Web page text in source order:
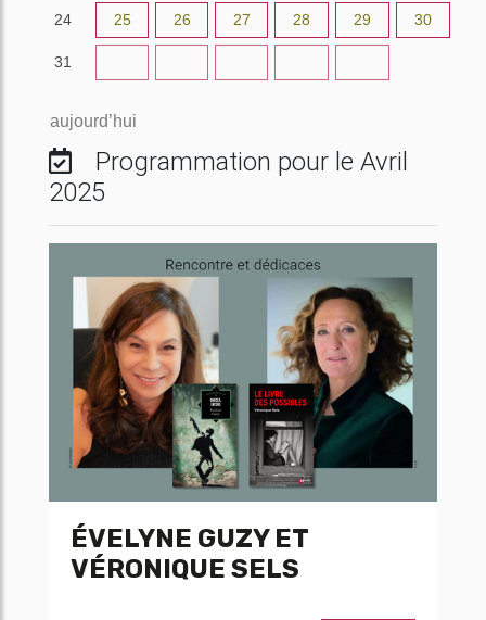
24 25 26 27 28 29 30
31
aujourd’hui
Programmation pour le Avril
2025
ÉVELYNE GUZY ET
VÉRONIQUE SELS